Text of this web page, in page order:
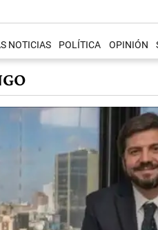
NOTICIAS POLÍTICA OPINIÓN